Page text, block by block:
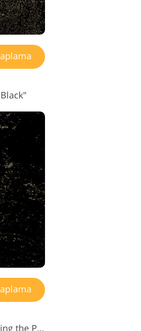
Fotoğraf Kaplamaları Vintage #16 "Overcoming the Past"